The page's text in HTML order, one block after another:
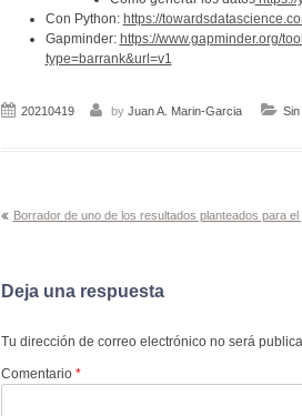
Con Python: https://
Gapminder: https://www.gapminder.org/
type=barrank&url=v1
20210419 by Juan A. Marin-Garcia
Navegación
Borrador de uno de los resultados planteados para
Deja una respuesta
Tu dirección de correo electrónico no será
Comentario *